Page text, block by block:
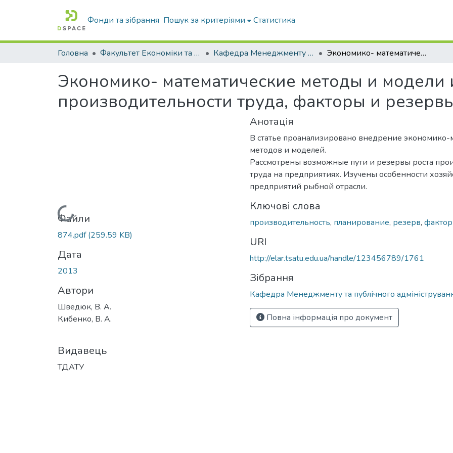
Фонди та зібрання Пошук за критеріями Статистика
Головна Факультет Економіки та бізнесу Кафедра Менеджменту та публічного адміністрування Экономико- математические методы и модели измерения производительности труда, факторы и резервы роста
Экономико- математические методы и модели
производительности труда, факторы и
Вантажиться...
Файли
874.pdf(259.59 KB)
Дата
2013
Автори
Шведюк, В. А.
Кибенко, В. А.
Видавець
ТДАТУ
Анотація
В статье проанализировано внедрение экономико-
методов и моделей.
Рассмотрены возможные пути и резервы роста
труда на предприятиях. Изучены особенности
предприятий рыбной отрасли.
Ключові слова
производительность, планирование, резерв, фактор
URI
http://elar.tsatu.edu.ua/handle/123456789/1761
Зібрання
Кафедра Менеджменту та публічного
Повна інформація про документ